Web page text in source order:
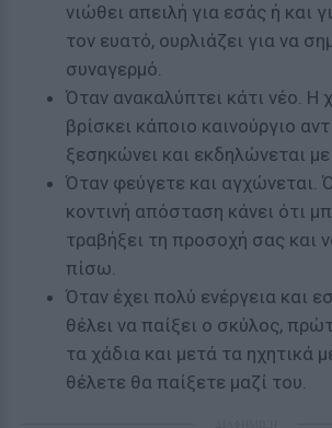
νιώθει απειλή για εσάς ή και
τον ευατό, ουρλιάζει για να
συναγερμό.
Όταν ανακαλύπτει κάτι νέο. Η
βρίσκει κάποιο καινούργιο
ξεσηκώνει και εκδηλώνεται
Όταν φεύγετε και αγχώνεται.
κοντινή απόσταση κάνει ότι
τραβήξει τη προσοχή σας και
πίσω.
Όταν έχει πολύ ενέργεια και
θέλει να παίξει ο σκύλος,
τα χάδια και μετά τα ηχητικά
θέλετε θα παίξετε μαζί του.